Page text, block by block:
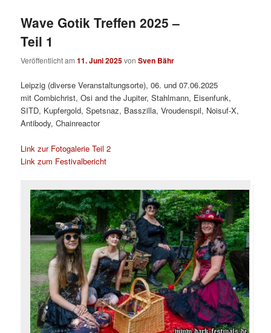
Wave Gotik Treffen 2025 –
Teil 1
Veröffentlicht am11. Juni 2025vonSven Bähr
Leipzig (diverse Veranstaltungsorte), 06. und 07.06.2025
mit Combichrist, Osi and the Jupiter, Stahlmann, Eisenfunk,
SITD, Kupfergold, Spetsnaz, Basszilla, Vroudenspil, Noisuf-X,
Antibody, Chainreactor
Link zur Fotogalerie Teil 2
Link zum Festivalbericht